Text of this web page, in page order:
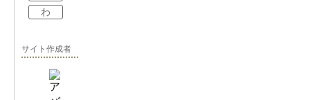
わ
サイト作成者